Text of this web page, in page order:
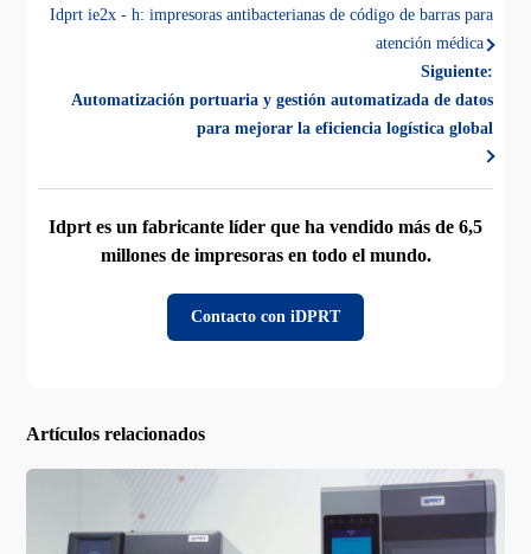
Idprt ie2x - h: impresoras antibacterianas de código de barras para
atención médica
Siguiente:
Automatización portuaria y gestión automatizada de datos
para mejorar la eficiencia logística global
Idprt es un fabricante líder que ha vendido más de 6,5
millones de impresoras en todo el mundo.
Contacto con iDPRT
Artículos relacionados